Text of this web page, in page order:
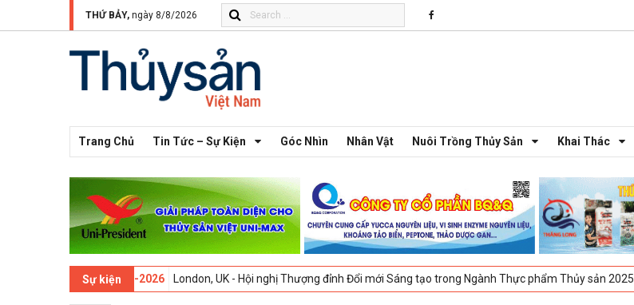
THỨ BẢY, ngày 8/8/2026
Trang Chủ Tin Tức – Sự Kiện Góc Nhìn Nhân Vật Nuôi Trồng Thủy Sản Khai Thác
Sự kiện
09-02-2026 London, UK - Hội nghị Thượng đỉnh Đổi mới Sáng tạo trong Ngành Thực phẩm Thủy sản 2025 -08-04-2025